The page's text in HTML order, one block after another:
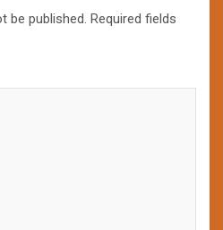
be published. Required fields